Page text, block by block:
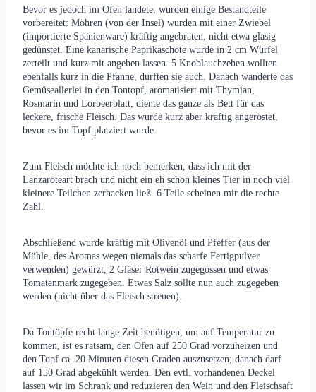
Bevor es jedoch im Ofen landete, wurden einige Bestandteile
vorbereitet: Möhren (von der Insel) wurden mit einer Zwiebel
(importierte Spanienware) kräftig angebraten, nicht etwa glasig
gedünstet. Eine kanarische Paprikaschote wurde in 2 cm Würfel
zerteilt und kurz mit angehen lassen. 5 Knoblauchzehen wollten
ebenfalls kurz in die Pfanne, durften sie auch. Danach wanderte das
Gemüseallerlei in den Tontopf, aromatisiert mit Thymian,
Rosmarin und Lorbeerblatt, diente das ganze als Bett für das
leckere, frische Fleisch. Das wurde kurz aber kräftig angeröstet,
bevor es im Topf platziert wurde.
Zum Fleisch möchte ich noch bemerken, dass ich mit der
Lanzaroteart brach und nicht ein eh schon kleines Tier in noch viel
kleinere Teilchen zerhacken ließ. 6 Teile scheinen mir die rechte
Zahl.
Abschließend wurde kräftig mit Olivenöl und Pfeffer (aus der
Mühle, des Aromas wegen niemals das scharfe Fertigpulver
verwenden) gewürzt, 2 Gläser Rotwein zugegossen und etwas
Tomatenmark zugegeben. Etwas Salz sollte nun auch zugegeben
werden (nicht über das Fleisch streuen).
Da Tontöpfe recht lange Zeit benötigen, um auf Temperatur zu
kommen, ist es ratsam, den Ofen auf 250 Grad vorzuheizen und
den Topf ca. 20 Minuten diesen Graden auszusetzen; danach darf
auf 150 Grad abgekühlt werden. Den evtl. vorhandenen Deckel
lassen wir im Schrank und reduzieren den Wein und den Fleischsaft